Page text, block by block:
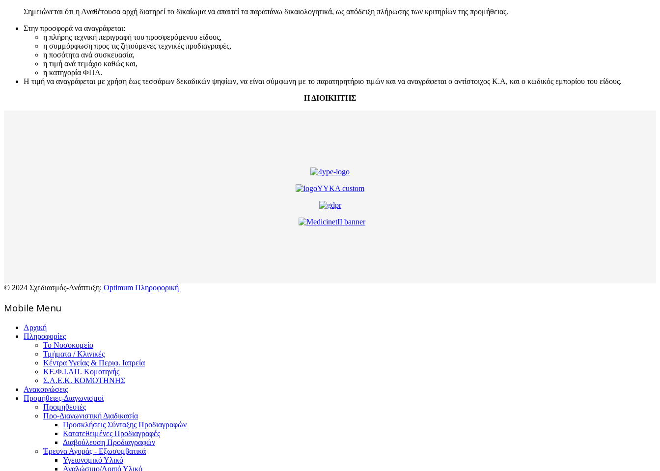
Σημειώνεται ότι η Αναθέτουσα αρχή διατηρεί το δικαίωμα να απαιτεί τα παραπάνω δικαιολογητικά, ως απόδειξη πλήρωσης των κριτηρίων της προμήθειας.
Στην προσφορά να αναγράφεται:
η πλήρης τεχνική περιγραφή του προσφερόμενου είδους,
η συμμόρφωση προς τις ζητούμενες τεχνικές προδιαγραφές,
η ποσότητα ανά συσκευασία,
η τιμή ανά τεμάχιο καθώς και,
η κατηγορία ΦΠΑ.
Η τιμή να αναγράφεται με χρήση έως τεσσάρων δεκαδικών ψηφίων, να είναι σύμφωνη με το παρατηρητήριο τιμών και να αναγράφεται ο αντίστοιχος Κ.Α, και ο κωδικός εμπορίου του είδους.
Η ΔΙΟΙΚΗΤΗΣ
© 2024 Σχεδιασμός-Ανάπτυξη: Optimum Πληροφορική
Mοbile Menu
Αρχική
Πληροφορίες
Το Νοσοκομείο
Τμήματα / Κλινικές
Κέντρα Υγείας & Περιφ. Ιατρεία
ΚΕ.Φ.Ι.ΑΠ. Κομοτηνής
Σ.Α.Ε.Κ. ΚΟΜΟΤΗΝΗΣ
Ανακοινώσεις
Προμήθειες-Διαγωνισμοί
Προμηθευτές
Προ-Διαγωνιστική Διαδικασία
Προσκλήσεις Σύνταξης Προδιαγραφών
Κατατεθειμένες Προδιαγραφές
Διαβούλευση Προδιαγραφών
Έρευνα Αγοράς - Εξωσυμβατικά
Υγειονομικό Υλικό
Αναλώσιμο/Λοιπό Υλικό